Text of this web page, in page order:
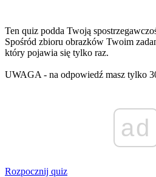
Ten quiz podda Twoją
Spośród zbioru obrazków Twoim
który pojawia się tylko raz.
UWAGA - na odpowiedź masz tylko
ad
Rozpocznij quiz